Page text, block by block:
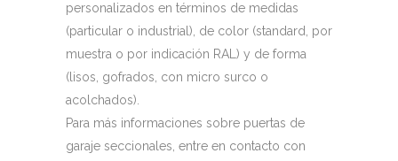
personalizados en términos de medidas
(particular o industrial), de color (standard, por
muestra o por indicación RAL) y de forma
(lisos, gofrados, con micro surco o
acolchados).
Para más informaciones sobre puertas de
garaje seccionales, entre en contacto con